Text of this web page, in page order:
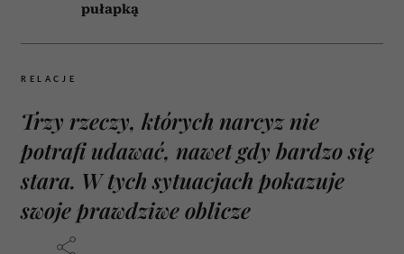
pułapką
RELACJE
Trzy rzeczy, których narcyz nie
potrafi udawać, nawet gdy bardzo się
stara. W tych sytuacjach pokazuje
swoje prawdziwe oblicze